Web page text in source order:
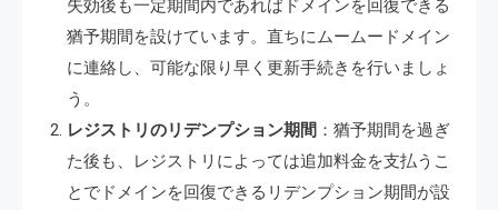
失効後も一定期間内であればドメインを回復できる
猶予期間を設けています。直ちにムームードメイン
に連絡し、可能な限り早く更新手続きを行いましょ
う。
レジストリのリデンプション期間 ：猶予期間を過ぎ
た後も、レジストリによっては追加料金を支払うこ
とでドメインを回復できるリデンプション期間が設